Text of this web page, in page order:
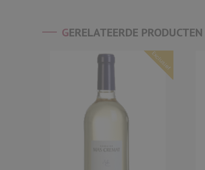
GERELATEERDE PRODUCTEN
Exclusief